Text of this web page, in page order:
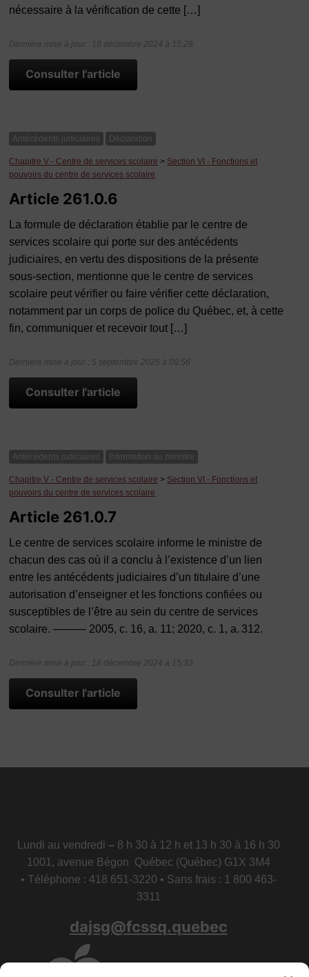
nécessaire à la vérification de cette […]
Dernière mise à jour : 18 décembre 2024 à 15:28
Consulter l'article
Antécédents judiciaires Déclaration
Chapitre V - Centre de services scolaire > Section VI - Fonctions et
pouvoirs du centre de services scolaire
Article 261.0.6
La formule de déclaration établie par le centre de
services scolaire qui porte sur des antécédents
judiciaires, en vertu des dispositions de la présente
sous-section, mentionne que le centre de services
scolaire peut vérifier ou faire vérifier cette déclaration,
notamment par un corps de police du Québec, et, à cette
fin, communiquer et recevoir tout […]
Dernière mise à jour : 5 septembre 2025 à 09:56
Consulter l'article
Antécédents judiciaires Information au ministre
Chapitre V - Centre de services scolaire > Section VI - Fonctions et
pouvoirs du centre de services scolaire
Article 261.0.7
Le centre de services scolaire informe le ministre de
chacun des cas où il a conclu à l’existence d’un lien
entre les antécédents judiciaires d’un titulaire d’une
autorisation d’enseigner et les fonctions confiées ou
susceptibles de l’être au sein du centre de services
scolaire. ——— 2005, c. 16, a. 11; 2020, c. 1, a. 312.
Dernière mise à jour : 18 décembre 2024 à 15:33
Consulter l'article
Lundi au vendredi – 8 h 30 à 12 h et 13 h 30 à 16 h 30
1001, avenue Bégon Québec (Québec) G1X 3M4
• Téléphone : 418 651-3220 • Sans frais : 1 800 463-
3311
dajsg@fcssq.quebec